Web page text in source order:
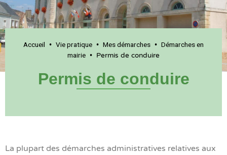
Accueil • Vie pratique • Mes démarches • Démarches en
mairie • Permis de conduire
Permis de conduire
La plupart des démarches administratives relatives aux